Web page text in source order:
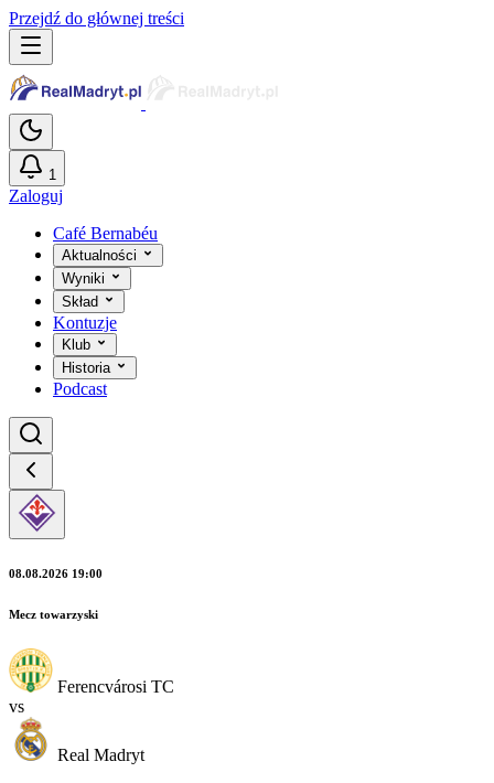
Przejdź do głównej treści
1
Zaloguj
Café Bernabéu
Aktualności
Wyniki
Skład
Kontuzje
Klub
Historia
Podcast
08.08.2026 19:00
Mecz towarzyski
Ferencvárosi TC
vs
Real Madryt